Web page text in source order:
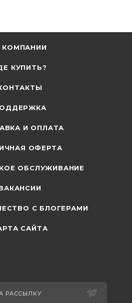
КОМПАНИИ
КУПИТЬ?
И ОПЛАТА
ОФЕРТА
ОБСЛУЖИВАНИЕ
С БЛОГЕРАМИ
САЙТА
РАССЫЛКУ